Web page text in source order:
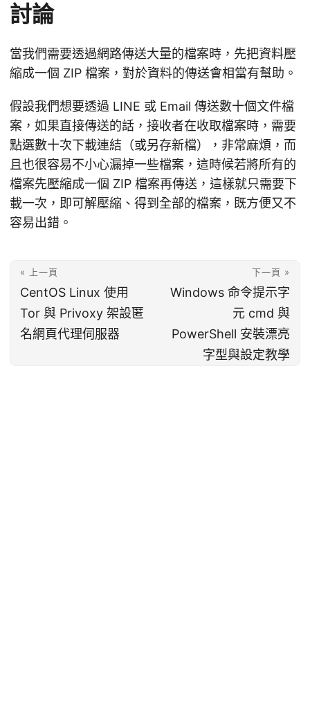
討論
當我們需要透過網路傳送大量的檔案時，先把資料壓
縮成一個 ZIP 檔案，對於資料的傳送會相當有幫助。
假設我們想要透過 LINE 或 Email 傳送數十個文件檔
案，如果直接傳送的話，接收者在收取檔案時，需要
點選數十次下載連結（或另存新檔），非常麻煩，而
且也很容易不小心漏掉一些檔案，這時候若將所有的
檔案先壓縮成一個 ZIP 檔案再傳送，這樣就只需要下
載一次，即可解壓縮、得到全部的檔案，既方便又不
容易出錯。
« 上一頁
CentOS Linux 使用
Tor 與 Privoxy 架設匿
名網頁代理伺服器
下一頁 »
Windows 命令提示字
元 cmd 與
PowerShell 安裝漂亮
字型與設定教學